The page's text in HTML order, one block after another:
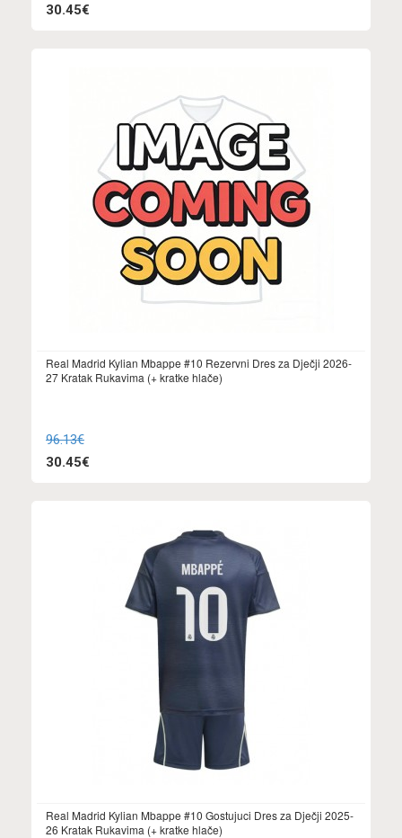
30.45€
Real Madrid Kylian Mbappe #10 Rezervni Dres za Dječji 2026-
27 Kratak Rukavima (+ kratke hlače)
96.13€
30.45€
Real Madrid Kylian Mbappe #10 Gostujuci Dres za Dječji 2025-
26 Kratak Rukavima (+ kratke hlače)